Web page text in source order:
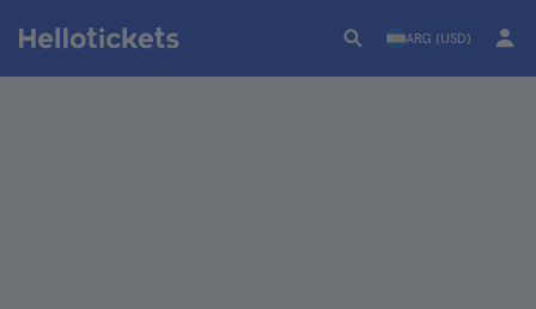
ARG (USD)